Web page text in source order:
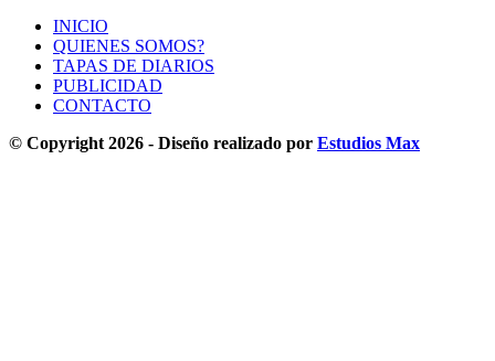
INICIO
QUIENES SOMOS?
TAPAS DE DIARIOS
PUBLICIDAD
CONTACTO
© Copyright 2026 - Diseño realizado por Estudios Max